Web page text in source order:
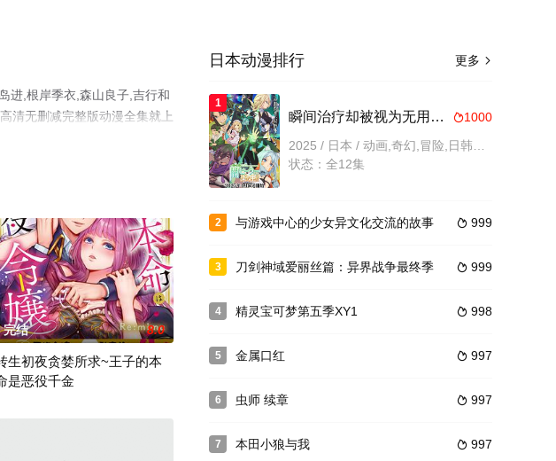
进,根岸季衣,森山良子,吉行和
清无删减完整版动漫全集就上
一关键字开始了追寻……
台播出。故事以漫画剧情为主，但因为中途漫画故事情节进度跟不上，故加插大量漫
旅馆“春之屋”的小学六年级女生·小织（关织子）。她一边接受幽灵小卖和竞争对手真月的帮助，一边为了
完结 8.0
生初夜贪婪所求~王子的本
是恶役千金
漫画《转生初夜贪婪所求~王子的本命是恶役千金》宣布动画化。僧侣档
更多 
日本动漫排行
1
1000
瞬间治疗却被视为无用而被流放的天才治疗师，以暗黑治疗师的身份幸福地生活着
状态：全12集
2  999
与游戏中心的少女异文化交流的故事
3  999
刀剑神域爱丽丝篇：异界战争最终季
4  998
精灵宝可梦第五季XY1
5  997
金属口红
6  997
虫师 续章
7  997
本田小狼与我